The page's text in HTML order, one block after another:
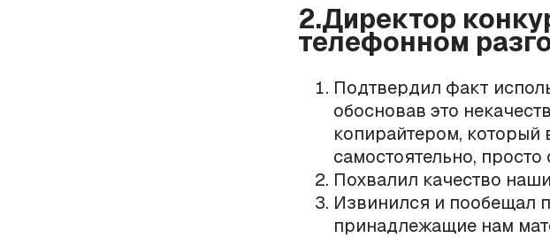
2.Директор
телефонном
Подтвердил факт
обосновав это
копирайтером, который
самостоятельно,
Похвалил качество
Извинился и пообещал
принадлежащие нам